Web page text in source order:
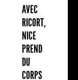
AVEC
RICORT,
NICE
PREND
DU
CORPS